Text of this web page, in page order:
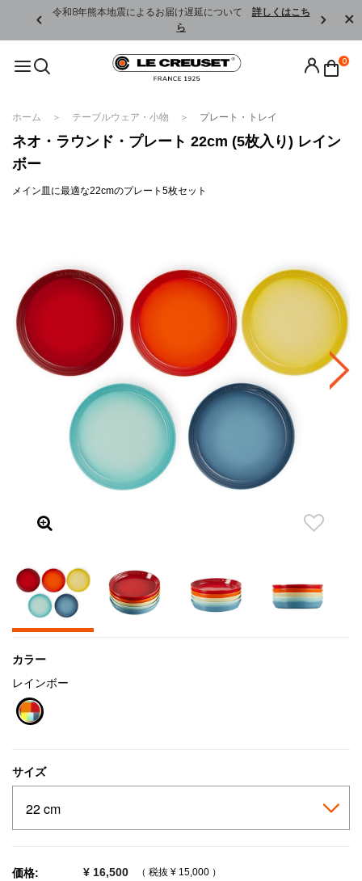
令和8年熊本地震によるお届け遅延について 詳しくはこち
ら
0
ホーム テーブルウェア・小物 プレート・トレイ
ネオ・ラウンド・プレート 22cm (5枚入り) レイン
ボー
メイン皿に最適な22cmのプレート5枚セット
カラー
レインボー
サイズ
価格: ¥ 16,500 （ 税抜 ¥ 15,000 ）